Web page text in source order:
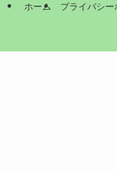
ホーム プライバシー